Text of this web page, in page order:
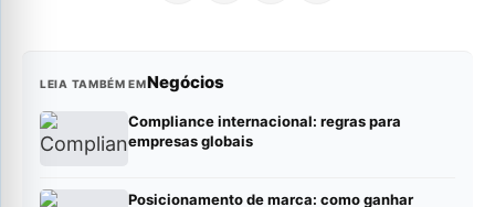
LEIA TAMBÉM EMNegócios
Compliance internacional: regras para
empresas globais
Posicionamento de marca: como ganhar